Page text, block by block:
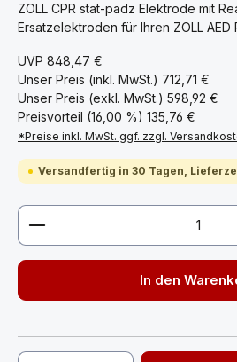
ZOLL CPR stat-padz Elektrode mit
Ersatzelektroden für Ihren ZOLL AED
UVP 848,47 €
Unser Preis (inkl. MwSt.) 712,71 €
Unser Preis (exkl. MwSt.) 598,92 €
Preisvorteil (16,00 %) 135,76 €
*Preise inkl. MwSt. ggf. zzgl.
Versandfertig in 30 Tagen,
Produkt Anzahl: Gib den
In den